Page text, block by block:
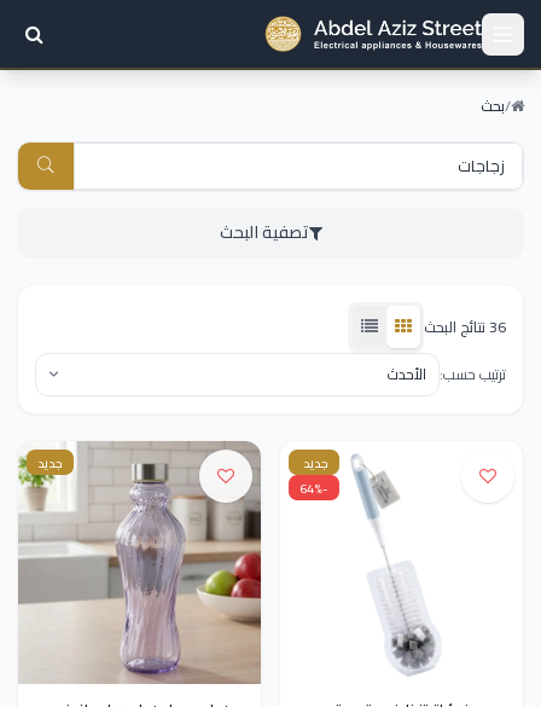
/بحث
تصفية البحث
36 نتائج البحث
ترتيب حسب:
جديد
-64%
جديد